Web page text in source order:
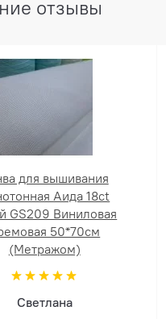
отзывы
для вышивания
Аида 18ct
GS209 Виниловая
50*70см
(Метражом)
Светлана